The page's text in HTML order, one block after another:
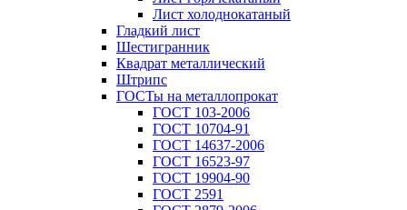
Лист холоднокатаный
Гладкий лист
Шестигранник
Квадрат металлический
Штрипс
ГОСТы на металлопрокат
ГОСТ 103-2006
ГОСТ 10704-91
ГОСТ 14637-2006
ГОСТ 16523-97
ГОСТ 19904-90
ГОСТ 2591